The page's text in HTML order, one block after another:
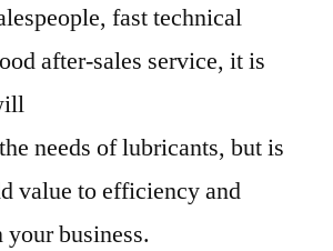
fast technical
after-sales service, it is
needs of lubricants, but is
value to efficiency and
business.